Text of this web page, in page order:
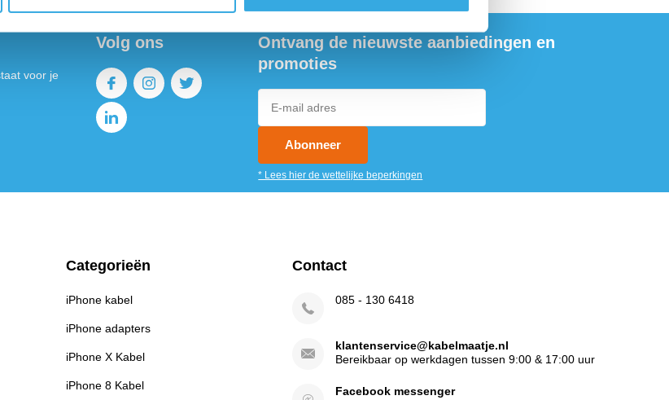
voor je
Volg ons
Ontvang de nieuwste aanbiedingen en
promoties
Abonneer
* Lees hier de wettelijke beperkingen
Categorieën
iPhone kabel
iPhone adapters
iPhone X Kabel
iPhone 8 Kabel
Contact
085 - 130 6418
klantenservice@kabelmaatje.nl
Bereikbaar op werkdagen tussen 9:00 & 17:00 uur
Facebook messenger